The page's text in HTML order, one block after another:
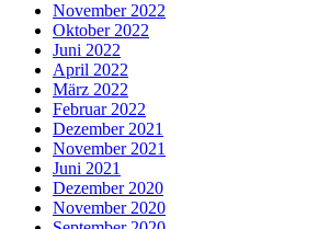
November 2022
Oktober 2022
Juni 2022
April 2022
März 2022
Februar 2022
Dezember 2021
November 2021
Juni 2021
Dezember 2020
November 2020